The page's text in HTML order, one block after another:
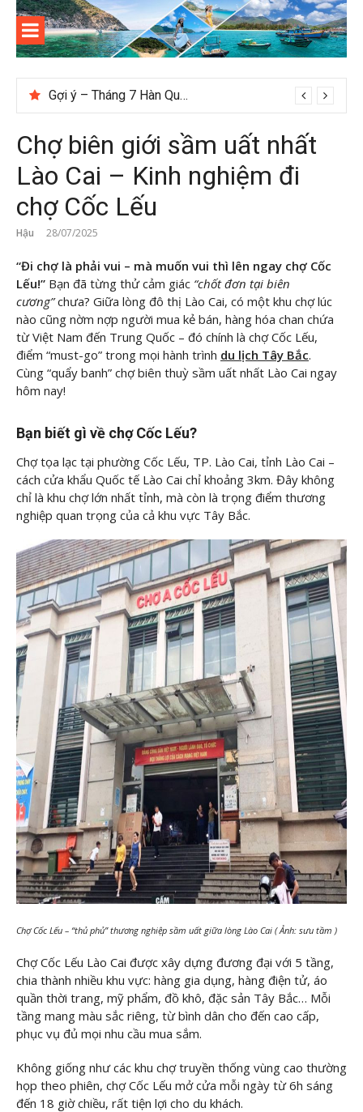
Skip
content
Kinh
nghiệm
du lịch
Côn Đảo
Thông tin và kinh nghiệm khi du lịch Côn Đảo
Gợi ý – Tháng 7 Hàn Quốc nên đi đâu, mặc gì đẹp?
Chợ biên giới sầm uất nhất
Lào Cai – Kinh nghiệm đi
chợ Cốc Lếu
Hậu 28/07/2025
“Đi chợ là phải vui – mà muốn vui thì lên ngay chợ Cốc
Lếu!” Bạn đã từng thử cảm giác “chốt đơn tại biên
cương” chưa? Giữa lòng đô thị Lào Cai, có một khu chợ lúc
nào cũng nờm nợp người mua kẻ bán, hàng hóa chan chứa
từ Việt Nam đến Trung Quốc – đó chính là chợ Cốc Lếu,
điểm “must-go” trong mọi hành trình du lịch Tây Bắc.
Cùng “quẩy banh” chợ biên thuỳ sầm uất nhất Lào Cai ngay
hôm nay!
Bạn biết gì về chợ Cốc Lếu?
Chợ tọa lạc tại phường Cốc Lếu, TP. Lào Cai, tỉnh Lào Cai –
cách cửa khẩu Quốc tế Lào Cai chỉ khoảng 3km. Đây không
chỉ là khu chợ lớn nhất tỉnh, mà còn là trọng điểm thương
nghiệp quan trọng của cả khu vực Tây Bắc.
Chợ Cốc Lếu – “thủ phủ” thương nghiệp sầm uất giữa lòng Lào Cai ( Ảnh: sưu tầm )
Chợ Cốc Lếu Lào Cai được xây dựng đương đại với 5 tầng,
chia thành nhiều khu vực: hàng gia dụng, hàng điện tử, áo
quần thời trang, mỹ phẩm, đồ khô, đặc sản Tây Bắc… Mỗi
tầng mang màu sắc riêng, từ bình dân cho đến cao cấp,
phục vụ đủ mọi nhu cầu mua sắm.
Không giống như các khu chợ truyền thống vùng cao thường
họp theo phiên, chợ Cốc Lếu mở cửa mỗi ngày từ 6h sáng
đến 18 giờ chiều, rất tiện lợi cho du khách.